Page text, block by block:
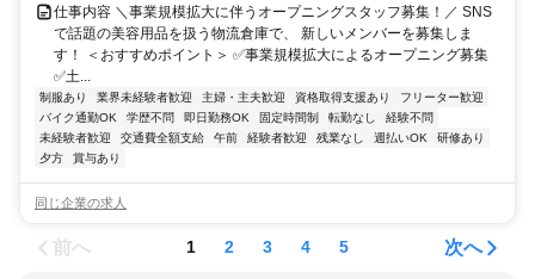
仕事内容 ＼事業規模拡大に伴うオープニングスタッフ募集！／ SNS
で話題の美容用品を扱う物流倉庫で、 新しいメンバーを募集しま
す！ ＜おすすめポイント＞ ✅事業規模拡大によるオープニング募集
✅土...
制服あり 業界未経験者歓迎 主婦・主夫歓迎 資格取得支援あり
フリーター歓迎
バイク通勤OK
学歴不問 即日勤務OK 固定時間制 転勤なし
経験不問
未経験者歓迎
交通費全額支給 午前 経験者歓迎 残業なし 週払いOK
研修あり
夕方
賞与あり
同じ企業の求人
前へ 1 2 3 4 5 次へ